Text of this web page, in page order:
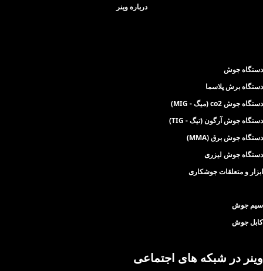
درباره وینر
دستگاه جوش
دستگاه برش پلاسما
دستگاه جوش co2 (میگ - MIG)
دستگاه جوش آرگون (تیگ - TIG)
دستگاه جوش برق (MMA)
دستگاه جوش لیزری
ابزار و متعلقات جوشکاری
سیم جوش
کابل جوش
وینر در شبکه های اجتماعی